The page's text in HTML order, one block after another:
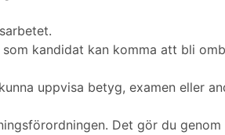
kandidat kan komma att bli
uppvisa betyg, examen eller
Det gör du